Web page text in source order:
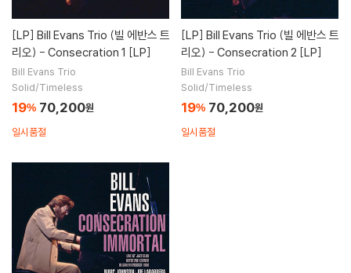
[LP] Bill Evans Trio (빌 에반스 트
리오) - Consecration 1 [LP]
Bill Evans Trio
Solid/Timeless
19% 70,200원
일시품절
[LP] Bill Evans Trio (빌 에반스 트
리오) - Consecration 2 [LP]
Bill Evans Trio
Solid/Timeless
19% 70,200원
일시품절